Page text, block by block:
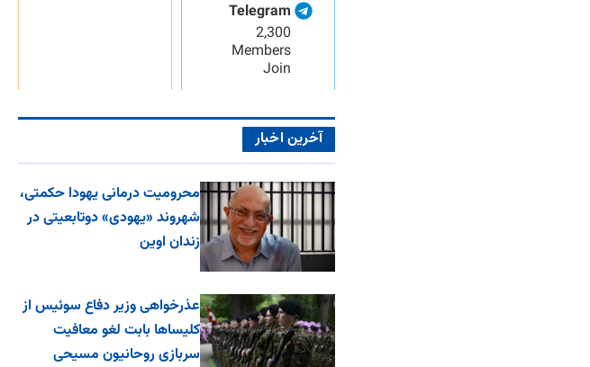
Telegram
2,300
Members
Join
آخرین اخبار
محرومیت درمانی یهودا حکمتی،
شهروند «یهودی» دوتابعیتی در
زندان اوین
عذرخواهی وزیر دفاع سوئیس از
کلیساها بابت لغو معافیت
سربازی روحانیون مسیحی